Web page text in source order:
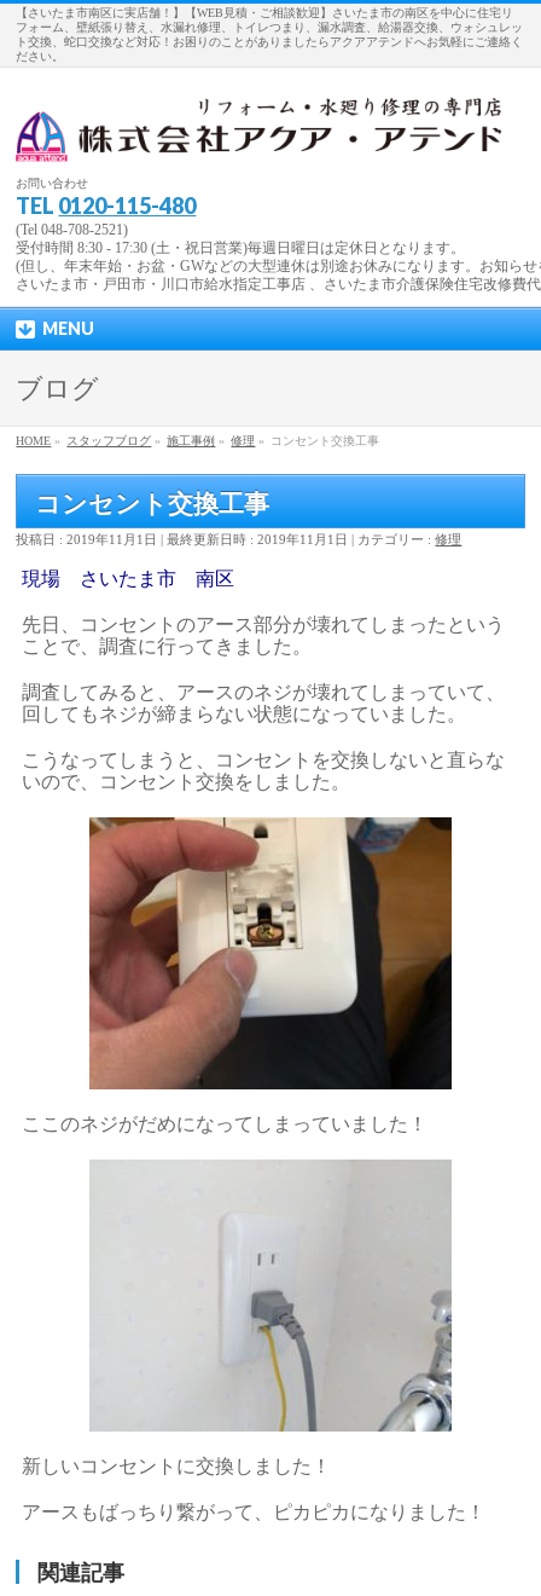
【さいたま市南区に実店舗！】【WEB見積・ご相談歓迎】さいたま市の南区を中心に住宅リ
フォーム、壁紙張り替え、水漏れ修理、トイレつまり、漏水調査、給湯器交換、ウォシュレッ
ト交換、蛇口交換など対応！お困りのことがありましたらアクアアテンドへお気軽にご連絡く
ださい。
お問い合わせ
TEL 0120-115-480
(Tel 048-708-2521)
受付時間 8:30 - 17:30 (土・祝日営業)毎週日曜日は定休日となります。
(但し、年末年始・お盆・GWなどの大型連休は別途お休みになります。お知ら
さいたま市・戸田市・川口市給水指定工事店 、さいたま市介護保険住宅改修費
MENU
ブログ
HOME » スタッフブログ » 施工事例 » 修理 » コンセント交換工事
コンセント交換工事
投稿日 : 2019年11月1日 最終更新日時 : 2019年11月1日 カテゴリー :修理
現場 さいたま市 南区
先日、コンセントのアース部分が壊れてしまったという
ことで、調査に行ってきました。
調査してみると、アースのネジが壊れてしまっていて、
回してもネジが締まらない状態になっていました。
こうなってしまうと、コンセントを交換しないと直らな
いので、コンセント交換をしました。
ここのネジがだめになってしまっていました！
新しいコンセントに交換しました！
アースもばっちり繋がって、ピカピカになりました！
関連記事